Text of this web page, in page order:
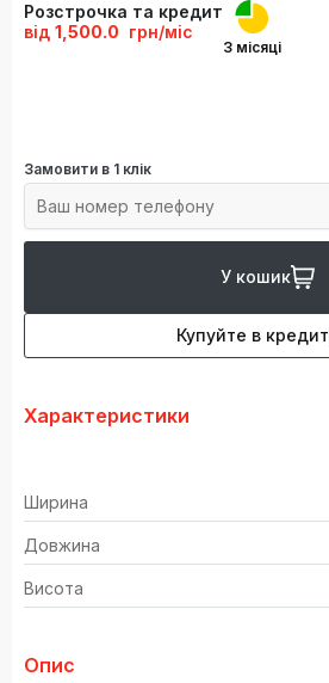
Розстрочка та кредит
від 1,500.0 грн/міс
3 місяці
Замовити в 1 клік
У кошик
Купуйте в кредит
Характеристики
Ширина
Довжина
Висота
Опис